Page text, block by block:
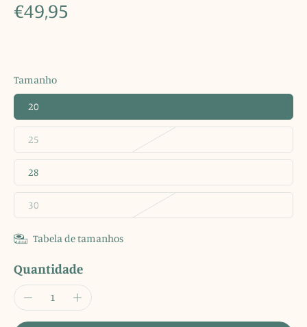
€49,95
Tamanho
20
25
28
30
Tabela de tamanhos
Quantidade